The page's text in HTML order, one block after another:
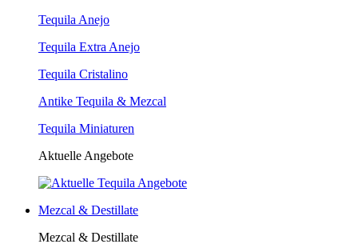
Tequila Anejo
Tequila Extra Anejo
Tequila Cristalino
Antike Tequila & Mezcal
Tequila Miniaturen
Aktuelle Angebote
Mezcal & Destillate
Mezcal & Destillate